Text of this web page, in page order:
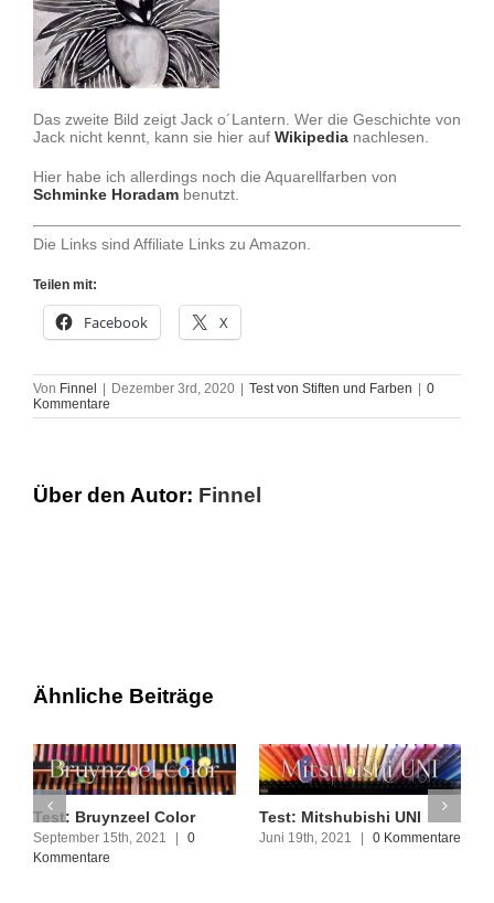
Das zweite Bild zeigt Jack o´Lantern. Wer die Geschichte von
Jack nicht kennt, kann sie hier auf Wikipedia nachlesen.
Hier habe ich allerdings noch die Aquarellfarben von
Schminke Horadam benutzt.
Die Links sind Affiliate Links zu Amazon.
Teilen mit:
Facebook X
Von Finnel | Dezember 3rd, 2020 | Test von Stiften und Farben | 0
Kommentare
Über den Autor: Finnel
Ähnliche Beiträge
Test: Bruynzeel Color
September 15th, 2021
0
Kommentare
Test: Mitshubishi UNI
Juni 19th, 2021 0 Kommentare